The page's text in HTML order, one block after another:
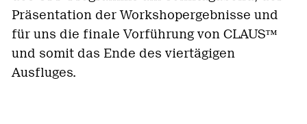
Präsentation der Workshopergebnisse und
für uns die finale Vorführung von CLAUS™
und somit das Ende des viertägigen
Ausfluges.